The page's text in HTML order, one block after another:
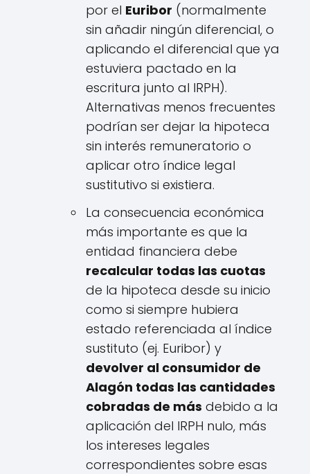
por el Euribor (normalmente
sin añadir ningún diferencial, o
aplicando el diferencial que ya
estuviera pactado en la
escritura junto al IRPH).
Alternativas menos frecuentes
podrían ser dejar la hipoteca
sin interés remuneratorio o
aplicar otro índice legal
sustitutivo si existiera.
La consecuencia económica
más importante es que la
entidad financiera debe
recalcular todas las cuotas
de la hipoteca desde su inicio
como si siempre hubiera
estado referenciada al índice
sustituto (ej. Euribor) y
devolver al consumidor de
Alagón todas las cantidades
cobradas de más debido a la
aplicación del IRPH nulo, más
los intereses legales
correspondientes sobre esas